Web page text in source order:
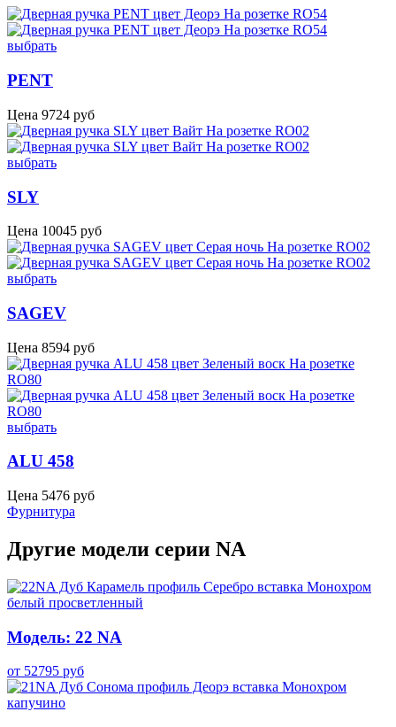
выбрать
PENT
Цена 9724 руб
выбрать
SLY
Цена 10045 руб
выбрать
SAGEV
Цена 8594 руб
выбрать
ALU 458
Цена 5476 руб
Фурнитура
Другие модели серии NA
Модель: 22 NA
от 52795 руб